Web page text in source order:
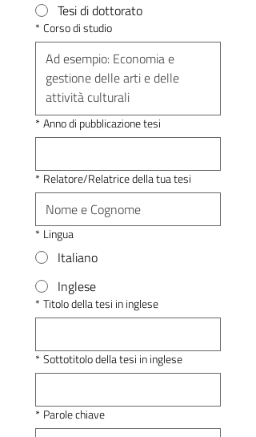
Tesi di dottorato
*Corso di studio
*Anno di pubblicazione tesi
* Relatore/Relatrice della tua tesi
* Lingua
Italiano
Inglese
*Titolo della tesi in inglese
*Sottotitolo della tesi in inglese
* Parole chiave